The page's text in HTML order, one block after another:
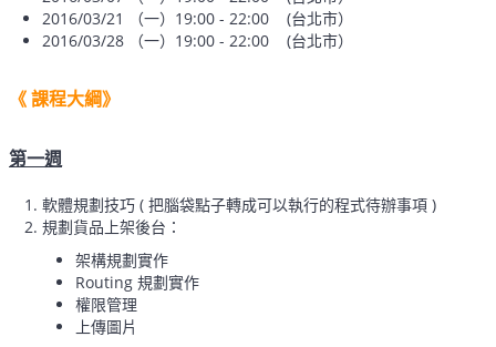
2016/03/21 （一）19:00 - 22:00 (台北市）
2016/03/28 （一）19:00 - 22:00 (台北市）
《 課程大綱》
第一週
軟體規劃技巧 ( 把腦袋點子轉成可以執行的程式待辦事項 )
規劃貨品上架後台：
架構規劃實作
Routing 規劃實作
權限管理
上傳圖片